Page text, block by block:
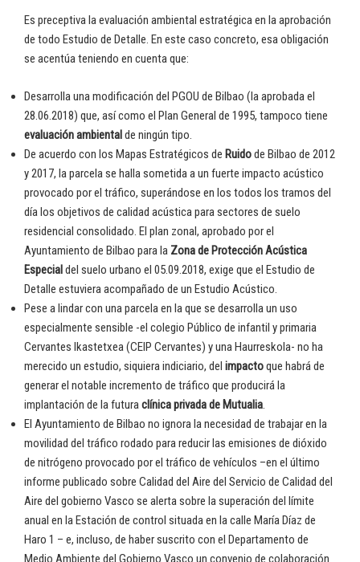
Es preceptiva la evaluación ambiental estratégica en la aprobación
de todo Estudio de Detalle. En este caso concreto, esa obligación
se acentúa teniendo en cuenta que:
Desarrolla una modificación del PGOU de Bilbao (la aprobada el
28.06.2018) que, así como el Plan General de 1995, tampoco tiene
evaluación ambientalde ningún tipo.
De acuerdo con los Mapas Estratégicos de Ruidode Bilbao de 2012
y 2017, la parcela se halla sometida a un fuerte impacto acústico
provocado por el tráfico, superándose en los todos los tramos del
día los objetivos de calidad acústica para sectores de suelo
residencial consolidado. El plan zonal, aprobado por el
Ayuntamiento de Bilbao para la Zona de Protección Acústica
Especialdel suelo urbano el 05.09.2018, exige que el Estudio de
Detalle estuviera acompañado de un Estudio Acústico.
Pese a lindar con una parcela en la que se desarrolla un uso
especialmente sensible -el colegio Público de infantil y primaria
Cervantes Ikastetxea (CEIP Cervantes) y una Haurreskola- no ha
merecido un estudio, siquiera indiciario, del impactoque habrá de
generar el notable incremento de tráfico que producirá la
implantación de la futura clínica privada de Mutualia
El Ayuntamiento de Bilbao no ignora la necesidad de trabajar en la
movilidad del tráfico rodado para reducir las emisiones de dióxido
de nitrógeno provocado por el tráfico de vehículos –en el último
informe publicado sobre Calidad del Aire del Servicio de Calidad del
Aire del gobierno Vasco se alerta sobre la superación del límite
anual en la Estación de control situada en la calle María Díaz de
Haro 1 – e, incluso, de haber suscrito con el Departamento de
Medio Ambiente del Gobierno Vasco un convenio de colaboración